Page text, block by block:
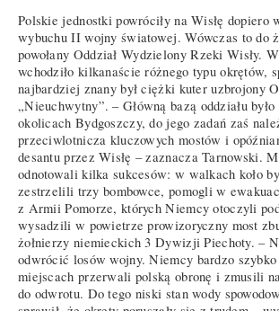
Polskie jednostki powróciły na Wisłę dopiero
wybuchu II wojny światowej. Wówczas to do
powołany Oddział Wydzielony Rzeki Wisły.
wchodziło kilkanaście różnego typu okrętów,
najbardziej znany był ciężki kuter uzbrojony
„Nieuchwytny”. – Główną bazą oddziału
okolicach Bydgoszczy, do jego zadań zaś
przeciwlotnicza kluczowych mostów i
desantu przez Wisłę – zaznacza Tarnowski.
odnotowali kilka sukcesów: w walkach koło
zestrzelili trzy bombowce, pomogli w
z Armii Pomorze, których Niemcy otoczyli
wysadzili w powietrze prowizoryczny most
żołnierzy niemieckich 3 Dywizji Piechoty. –
odwrócić losów wojny. Niemcy bardzo
miejscach przerwali polską obronę i zmusili
do odwrotu. Do tego niski stan wody